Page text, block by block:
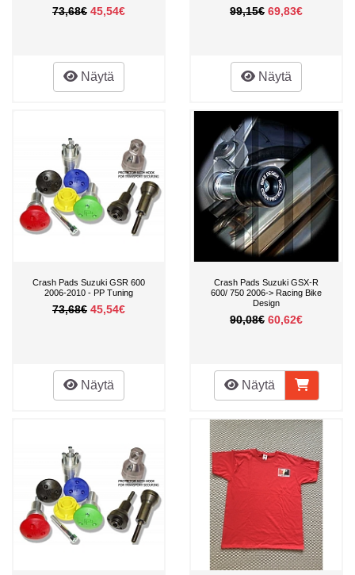
73,68€ 45,54€
Näytä
99,15€ 69,83€
Näytä
Crash Pads Suzuki GSR 600
2006-2010 - PP Tuning
73,68€ 45,54€
Näytä
Crash Pads Suzuki GSX-R
600/ 750 2006-> Racing Bike
Design
90,08€ 60,62€
Näytä